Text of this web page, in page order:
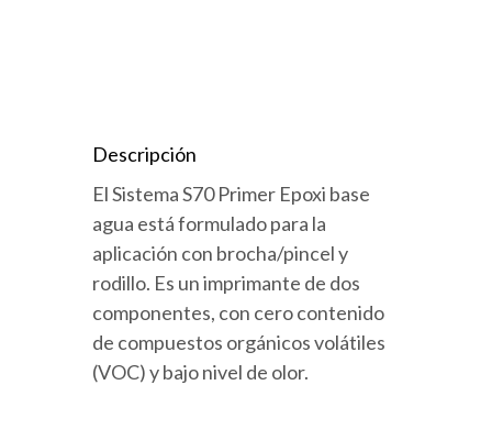
Descripción
El Sistema S70 Primer Epoxi base
agua está formulado para la
aplicación con brocha/pincel y
rodillo. Es un imprimante de dos
componentes, con cero contenido
de compuestos orgánicos volátiles
(VOC) y bajo nivel de olor.